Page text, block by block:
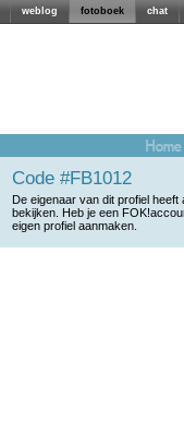
weblog fotoboek chat
Code #FB1012
De eigenaar van dit profiel
bekijken. Heb je een
eigen profiel aanmaken.